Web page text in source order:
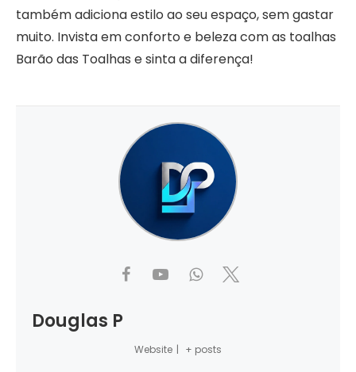
também adiciona estilo ao seu espaço, sem gastar
muito. Invista em conforto e beleza com as toalhas
Barão das Toalhas e sinta a diferença!
Douglas P
Website | + posts